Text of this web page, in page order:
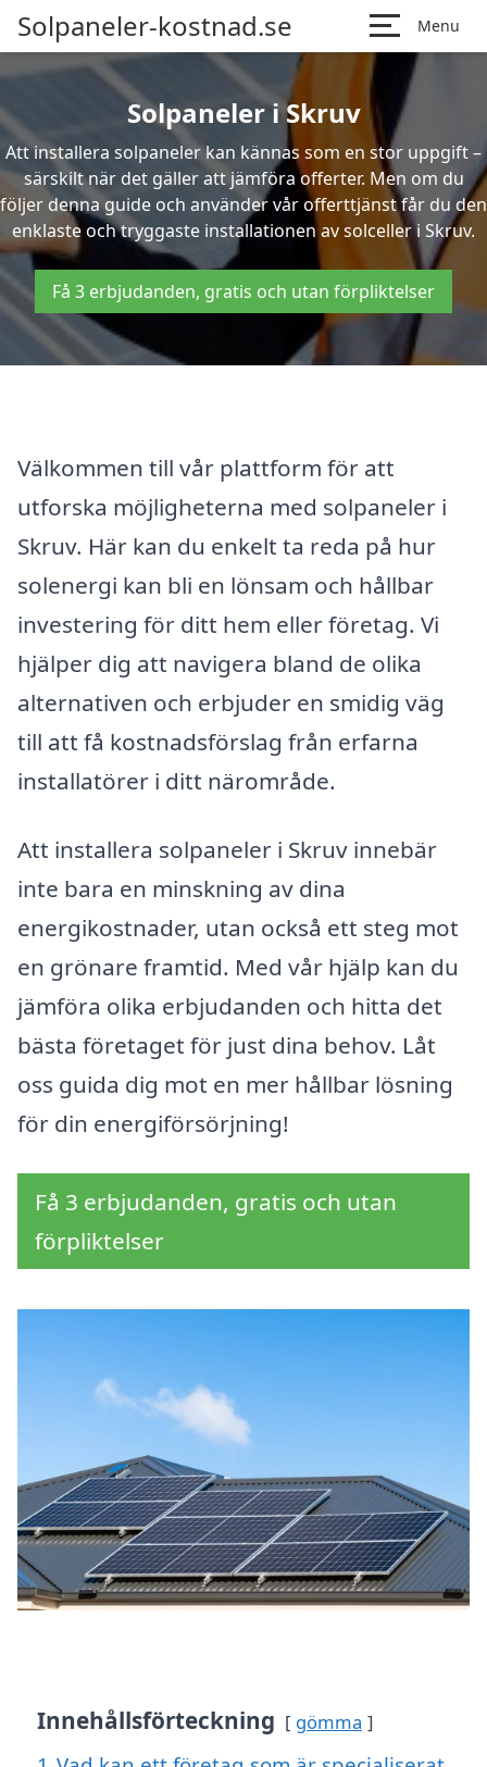
Solpaneler-kostnad.se Menu
Solpaneler i Skruv
Att installera solpaneler kan kännas som en stor uppgift –
särskilt när det gäller att jämföra offerter. Men om du
följer denna guide och använder vår offerttjänst får du den
enklaste och tryggaste installationen av solceller i Skruv.
Få 3 erbjudanden, gratis och utan förpliktelser
Välkommen till vår plattform för att
utforska möjligheterna med solpaneler i
Skruv. Här kan du enkelt ta reda på hur
solenergi kan bli en lönsam och hållbar
investering för ditt hem eller företag. Vi
hjälper dig att navigera bland de olika
alternativen och erbjuder en smidig väg
till att få kostnadsförslag från erfarna
installatörer i ditt närområde.
Att installera solpaneler i Skruv innebär
inte bara en minskning av dina
energikostnader, utan också ett steg mot
en grönare framtid. Med vår hjälp kan du
jämföra olika erbjudanden och hitta det
bästa företaget för just dina behov. Låt
oss guida dig mot en mer hållbar lösning
för din energiförsörjning!
Få 3 erbjudanden, gratis och utan
förpliktelser
Innehållsförteckning gömma